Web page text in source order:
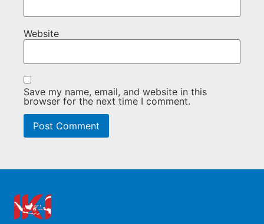
Website
Save my name, email, and website in this
browser for the next time I comment.